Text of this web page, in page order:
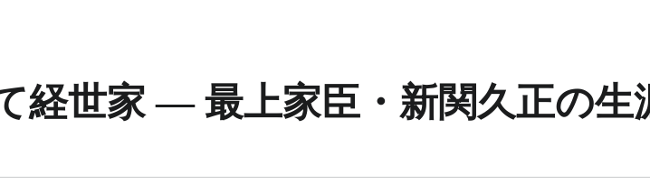
経世家 ― 最上家臣・新関久正の生